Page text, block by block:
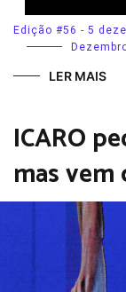
Edição #56 - 5
LER MAIS
ICARO
mas